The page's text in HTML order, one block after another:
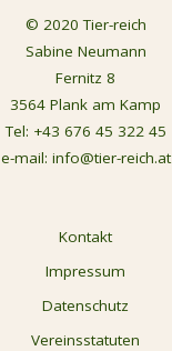
© 2020 Tier-reich
Sabine Neumann
Fernitz 8
3564 Plank am Kamp
Tel: +43 676 45 322 45
e-mail: info@tier-reich.at
Kontakt
Impressum
Datenschutz
Vereinsstatuten